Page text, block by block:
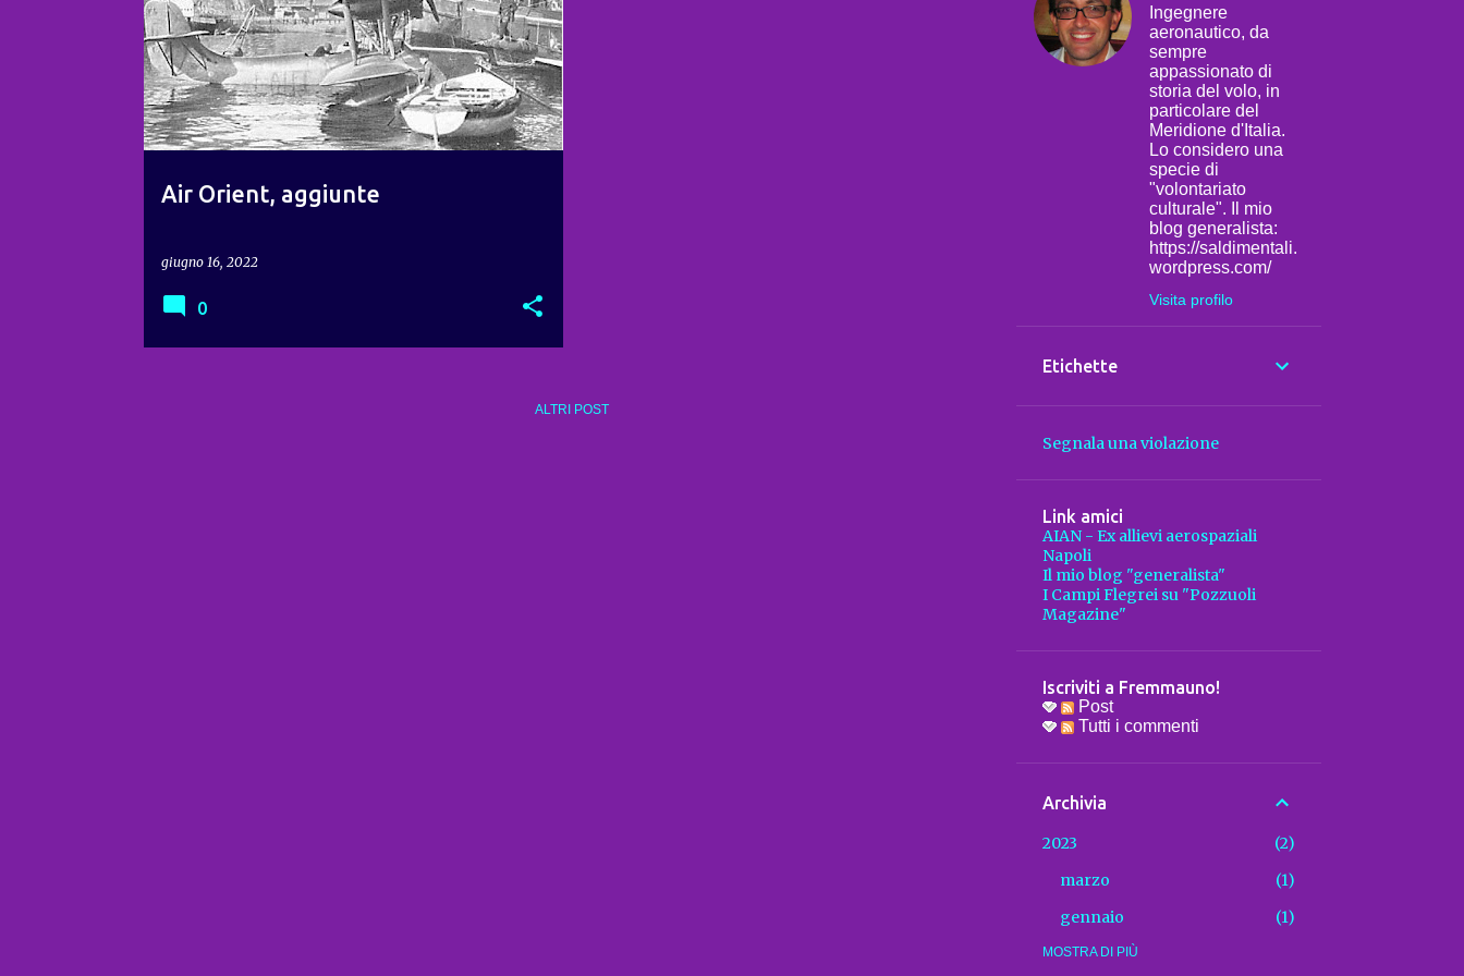
o
s
t
Air Orient, aggiunte
giugno 16, 2022
0
ALTRI POST
Ingegnere
aeronautico, da
sempre
appassionato di
storia del volo, in
particolare del
Meridione d'Italia.
Lo considero una
specie di
"volontariato
culturale". Il mio
blog generalista:
https://saldimentali.
wordpress.com/
Visita profilo
Etichette
Segnala una violazione
Link amici
AIAN - Ex allievi aerospaziali
Napoli
Il mio blog "generalista"
I Campi Flegrei su "Pozzuoli
Magazine"
Iscriviti a Fremmauno!
Post
Tutti i commenti
Archivia
2023
2
marzo
1
gennaio
1
2022
MOSTRA DI PIÙ